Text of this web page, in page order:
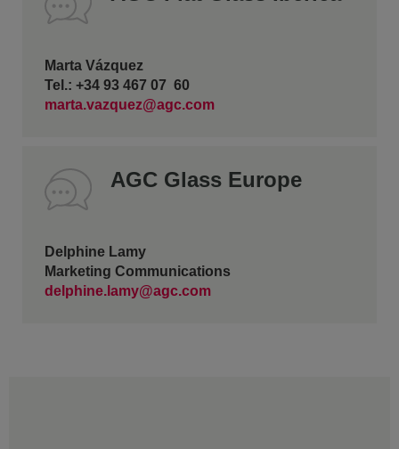
Marta Vázquez
Tel.: +34 93 467 07 60
marta.vazquez@agc.com
AGC Glass Europe
Delphine Lamy
Marketing Communications
delphine.lamy@agc.com